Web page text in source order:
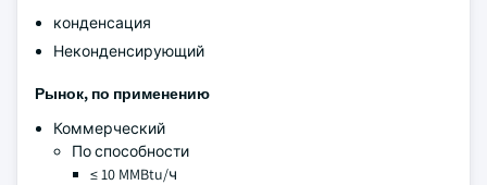
конденсация
Неконденсирующий
Рынок, по применению
Коммерческий
По способности
≤ 10 MMBtu/ч